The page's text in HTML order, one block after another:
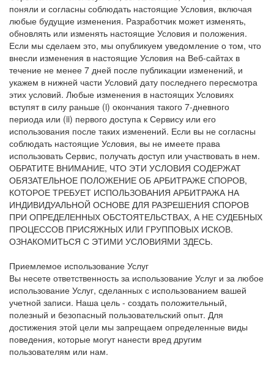
поняли и согласны соблюдать настоящие Условия, включая
любые будущие изменения. Разработчик может изменять,
обновлять или изменять настоящие Условия и положения.
Если мы сделаем это, мы опубликуем уведомление о том, что
внесли изменения в настоящие Условия на Веб-сайтах в
течение не менее 7 дней после публикации изменений, и
укажем в нижней части Условий дату последнего пересмотра
этих условий. Любые изменения в настоящих Условиях
вступят в силу раньше (i) окончания такого 7-дневного
периода или (ii) первого доступа к Сервису или его
использования после таких изменений. Если вы не согласны
соблюдать настоящие Условия, вы не имеете права
использовать Сервис, получать доступ или участвовать в нем.
ОБРАТИТЕ ВНИМАНИЕ, ЧТО ЭТИ УСЛОВИЯ СОДЕРЖАТ
ОБЯЗАТЕЛЬНОЕ ПОЛОЖЕНИЕ ОБ АРБИТРАЖЕ СПОРОВ,
КОТОРОЕ ТРЕБУЕТ ИСПОЛЬЗОВАНИЯ АРБИТРАЖА НА
ИНДИВИДУАЛЬНОЙ ОСНОВЕ ДЛЯ РАЗРЕШЕНИЯ СПОРОВ
ПРИ ОПРЕДЕЛЕННЫХ ОБСТОЯТЕЛЬСТВАХ, А НЕ СУДЕБНЫХ
ПРОЦЕССОВ ПРИСЯЖНЫХ ИЛИ ГРУППОВЫХ ИСКОВ.
ОЗНАКОМИТЬСЯ С ЭТИМИ УСЛОВИЯМИ ЗДЕСЬ.
Приемлемое использование Услуг
Вы несете ответственность за использование Услуг и за любое
использование Услуг, сделанных с использованием вашей
учетной записи. Наша цель - создать положительный,
полезный и безопасный пользовательский опыт. Для
достижения этой цели мы запрещаем определенные виды
поведения, которые могут нанести вред другим
пользователям или нам.